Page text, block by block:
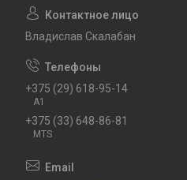
Владислав Скалабан
+375 (29) 618-95-14
A1
+375 (33) 648-86-81
MTS